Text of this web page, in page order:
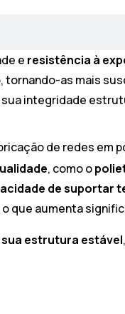
de redes em
e resistência à
as mais
sua integridade
, como o
de suportar
que aumenta
sua estrutura estável